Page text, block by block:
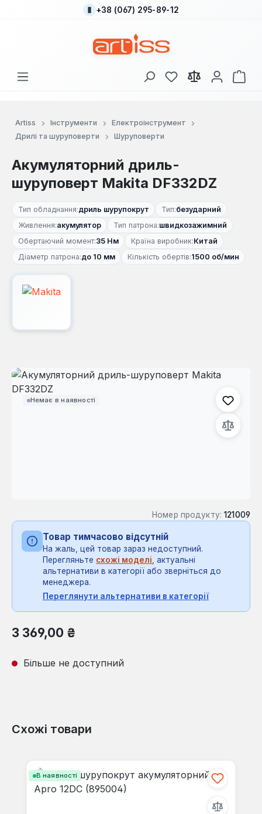
Перейти до основного вмісту
+38 (067) 295-89-12
У вас є 0 у списку
Artiss Інструменти
Електроінструмент
Дрилі та шуруповерти
Шуруповерти
Акумуляторний дриль-
шуруповерт Makita DF332DZ
Тип обладнання:дриль шурупокрут Тип:безударний
Живлення:акумулятор Тип патрона:швидкозажимний
Обертаючий момент:35 Нм Країна виробник:Китай
Діаметр патрона:до 10 мм Кількість обертів:1500 об/мин
Немає в наявності
Пропустити галерею зображень
Номер продукту: 121009
Товар тимчасово відсутній
На жаль, цей товар зараз недоступний.
Перегляньте схожі моделі, актуальні
альтернативи в категорії або зверніться до
менеджера.
Переглянути альтернативи в категорії
Звичайна ціна:
3 369,00 ₴
Більше не доступний
Схожі товари
В наявності